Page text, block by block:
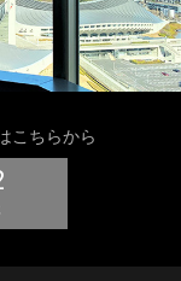
こちらから